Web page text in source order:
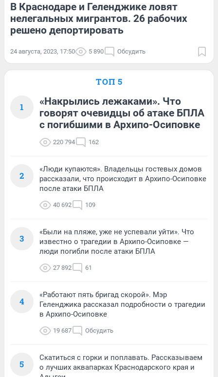
В Краснодаре и Геленджике ловят
нелегальных мигрантов. 26 рабочих
решено депортировать
24 августа, 2023, 17:50 5 890 Обсудить
ТОП 5
1
«Накрылись лежаками». Что
говорят очевидцы об атаке БПЛА
с погибшими в Архипо-Осиповке
220 794 162
2
«Люди купаются». Владельцы гостевых домов
рассказали, что происходит в Архипо-Осиповке
после атаки БПЛА
40 692 109
3
«Были на пляже, уже не успевали уйти». Что
известно о трагедии в Архипо-Осиповке —
люди погибли после атаки БПЛА
27 892 61
4
«Работают пять бригад скорой». Мэр
Геленджика рассказал подробности о трагедии
в Архипо-Осиповке
19 687 Обсудить
5
Скатиться с горки и поплавать. Рассказываем
о лучших аквапарках Краснодарского края и